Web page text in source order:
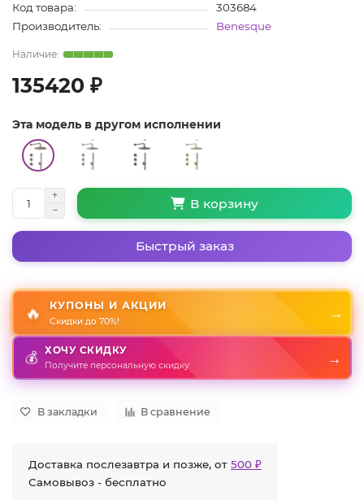
Код товара:
303684
Производитель:
Benesque
135420 ₽
Эта модель в другом исполнении
В корзину
Быстрый заказ
🔥 КУПОНЫ И АКЦИИ
Скидки до 70%!
→
💰 ХОЧУ СКИДКУ
Получите персональную скидку →
В закладки В сравнение
Доставка послезавтра и позже, от 500 ₽
Самовывоз - бесплатно